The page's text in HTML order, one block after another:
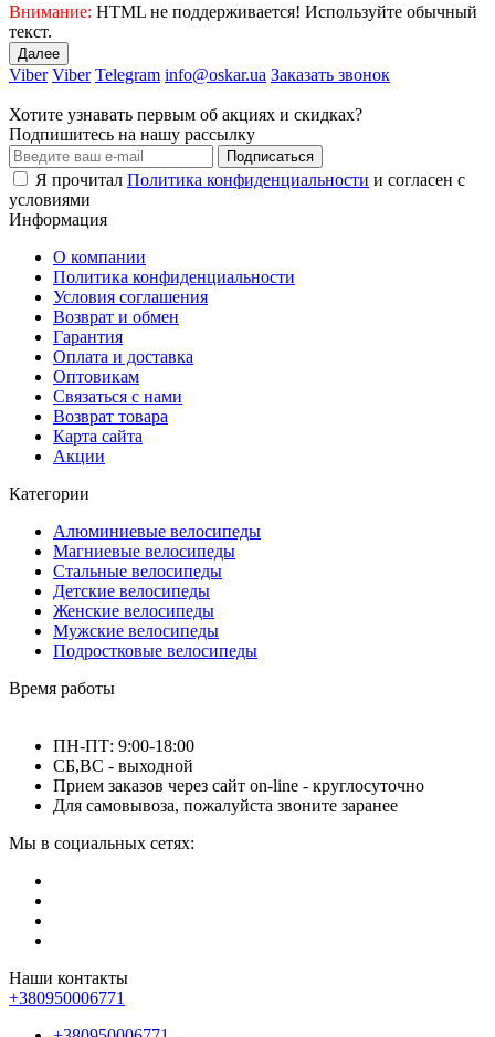
Внимание: HTML не поддерживается! Используйте обычный
текст.
Далее
Viber Viber Telegram info@oskar.ua Заказать звонок
Хотите узнавать первым об акциях и скидках?
Подпишитесь на нашу рассылку
Подписаться
Я прочитал Политика конфиденциальности и согласен с
условиями
Информация
О компании
Политика конфиденциальности
Условия соглашения
Возврат и обмен
Гарантия
Оплата и доставка
Оптовикам
Связаться с нами
Возврат товара
Карта сайта
Акции
Категории
Алюминиевые велосипеды
Магниевые велосипеды
Стальные велосипеды
Детские велосипеды
Женские велосипеды
Мужские велосипеды
Подростковые велосипеды
Время работы
ПН-ПТ: 9:00-18:00
СБ,ВС - выходной
Прием заказов через сайт on-line - круглосуточно
Для самовывоза, пожалуйста звоните заранее
Мы в социальных сетях:
Наши контакты
+380950006771